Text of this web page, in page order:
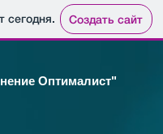
сегодня. Создать сайт
Оптималист"